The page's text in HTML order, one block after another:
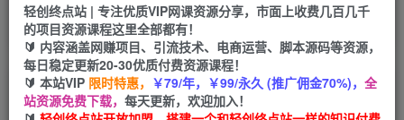
投稿专区 免费
教程必须完整详细
APP下载
Down
轻创终点站 | 专注优质VIP网课资源分享，市面上收费几百几千
的项目资源课程这里全部都有！
🔰 内容涵盖网赚项目、引流技术、电商运营、脚本源码等资源，
每日稳定更新20-30优质付费资源课程！
🔰 本站VIP 限时特惠， ￥79/年，￥99/永久 (推广佣金70%)， 全
站资源免费下载， 每天更新，欢迎加入！